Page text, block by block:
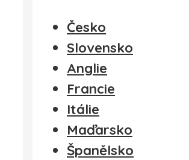
Česko
Slovensko
Anglie
Francie
Itálie
Maďarsko
Španělsko